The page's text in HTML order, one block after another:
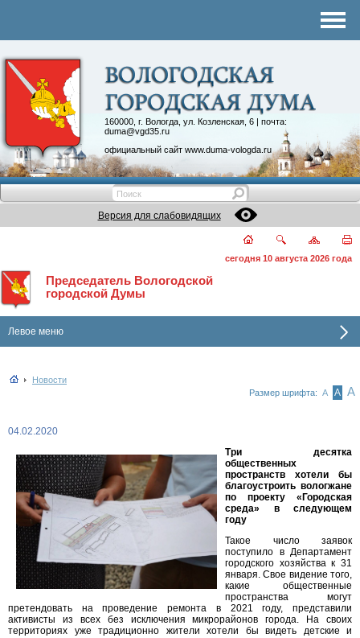
160000, г. Вологда, ул. Козленская, 6 | почта:
duma@vgd35.ru
официальный сайт www.duma-vologda.ru
Контакты
Депутатские объединения
Версия для слабовидящих
сегодня 10 августа 2026 года
Председатель Вологодской
городской Думы
Левое меню
Новости
Размер шрифта: А А А
04.02.2020
Три десятка
общественных
пространств хотели бы
благоустроить вологжане
по проекту «Городская
среда» в следующем
году
Такое число заявок
поступило в Департамент
городского хозяйства к 31
января. Свое видение того,
какие общественные
пространства могут
претендовать на проведение ремонта в 2021 году, представили
активисты из всех без исключения микрорайонов города. На своих
территориях уже традиционно жители хотели бы видеть детские и